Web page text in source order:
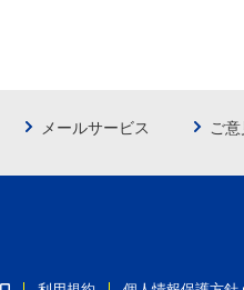
メールサービス ご